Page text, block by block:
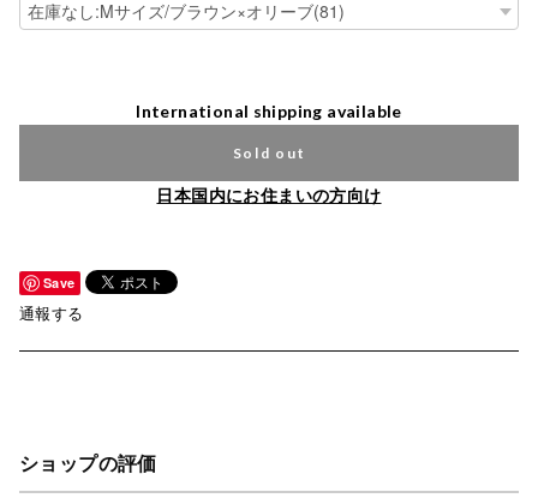
International shipping available
Sold out
日本国内にお住まいの方向け
Save
通報する
ショップの評価